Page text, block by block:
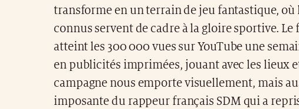
transforme en un terrain de jeu fantastique, où
connus servent de cadre à la gloire sportive.
atteint les 300 000 vues sur YouTube une
en publicités imprimées, jouant avec les lieux
campagne nous emporte visuellement, mais
imposante du rappeur français SDM qui a